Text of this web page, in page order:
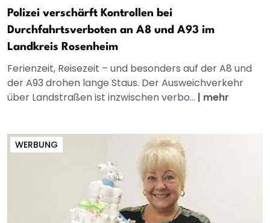
Polizei verschärft Kontrollen bei
Durchfahrtsverboten an A8 und A93 im
Landkreis Rosenheim
Ferienzeit, Reisezeit – und besonders auf der A8 und
der A93 drohen lange Staus. Der Ausweichverkehr
über Landstraßen ist inzwischen verbo... | mehr
WERBUNG